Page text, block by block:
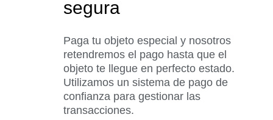
segura
Paga tu objeto especial y nosotros
retendremos el pago hasta que el
objeto te llegue en perfecto estado.
Utilizamos un sistema de pago de
confianza para gestionar las
transacciones.